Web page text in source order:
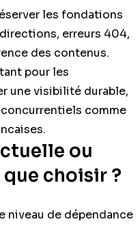
les fondations
erreurs 404,
des contenus.
pour les
une visibilité durable,
comme
ou
choisir ?
niveau de dépendance